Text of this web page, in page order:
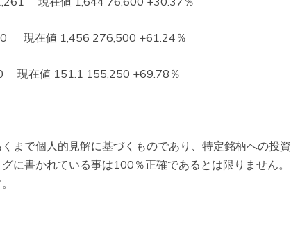
現在値 1,456 276,500 +61.24％
現在値 151.1 155,250 +69.78％
まで個人的見解に基づくものであり、特定銘柄への投資
に書かれている事は100％正確であるとは限りません。